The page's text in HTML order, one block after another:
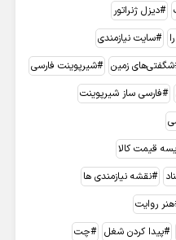
دیزل ژنراتور
سایت نیازمندی
شگفتی‌های زمین
شیرپوینت فارسی
فارسی ساز شیرپوینت
قیمت کالا
نقشه نیازمندی ها
هنر روایت
پیدا کردن شغل
چت